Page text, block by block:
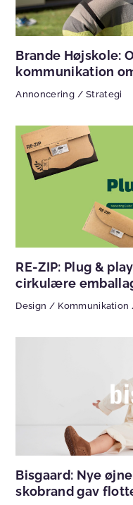
Brande Højskole:
kommunikation
Annoncering / Strategi
RE-ZIP: Plug &
cirkulære
Design / Kommunikation
Bisgaard: Nye
skobrand gav